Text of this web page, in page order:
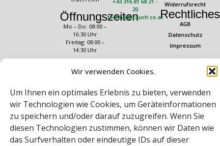
Wir verwenden Cookies.
Um Ihnen ein optimales Erlebnis zu bieten, verwenden
wir Technologien wie Cookies, um Geräteinformationen
zu speichern und/oder darauf zuzugreifen. Wenn Sie
diesen Technologien zustimmen, können wir Daten wie
das Surfverhalten oder eindeutige IDs auf dieser
Öffnungszeiten
Mo – Do: 08:00 –
16:30 Uhr
Freitag: 08:00 –
14:30 Uhr
20
technik@rauch.co.at
Widerrufsrecht
Rechtliches
AGB
Datenschutz
Impressum
Bei diesem Webshop handelt es sich um einen B2B-Webshop
A. Rauch GmbH – Ihr Experte aus Österreich für Waagen, Eich- &